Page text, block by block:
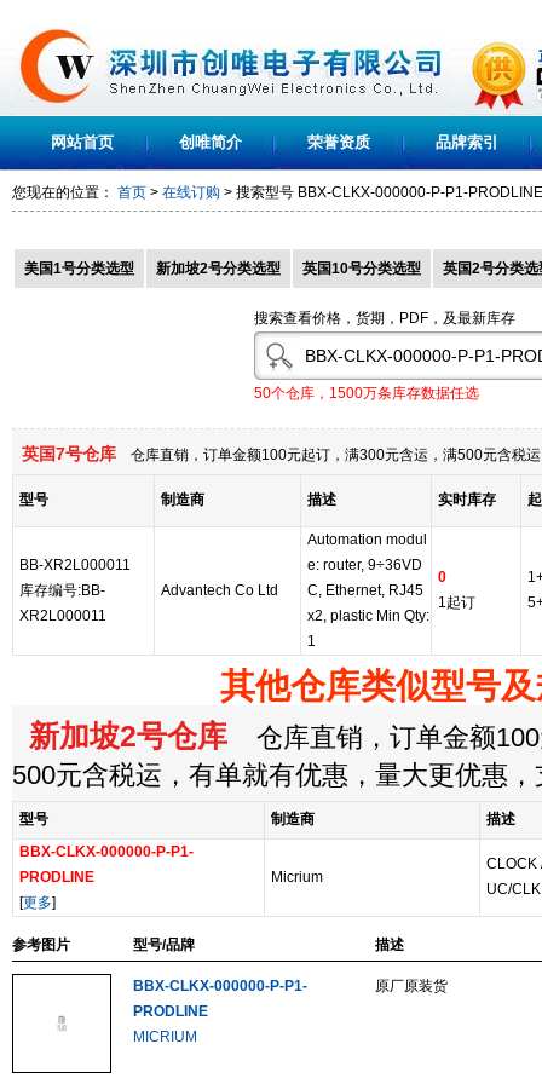
网站首页 创唯简介 荣誉资质 品牌索引
您现在的位置： 首页 > 在线订购 > 搜索型号 BBX-CLKX-000000-P-P1-PRODLINE
美国1号分类选型 新加坡2号分类选型 英国10号分类选型 英国2号分类选
搜索查看价格，货期，PDF，及最新库存
50个仓库，1500万条库存数据任选
英国7号仓库 仓库直销，订单金额100元起订，满300元含运，满500元含税
型号 制造商 描述 实时库存
BB-XR2L000011
库存编号:BB-
XR2L000011
Advantech Co Ltd
Automation modul
e: router, 9÷36VD
C, Ethernet, RJ45
x2, plastic Min Qty:
1
0
1起订
其他仓库类似型号
新加坡2号仓库 仓库直销，订单金额
500元含税运，有单就有优惠，量大更优惠
型号 制造商
描述
BBX-CLKX-000000-P-P1-
PRODLINE
[更多]
Micrium
CLOCK
UC/CLK
参考图片 型号/品牌 描述
BBX-CLKX-000000-P-P1-
PRODLINE
MICRIUM
原厂原装货